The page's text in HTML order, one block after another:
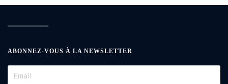
ABONNEZ-VOUS À LA NEWSLETTER